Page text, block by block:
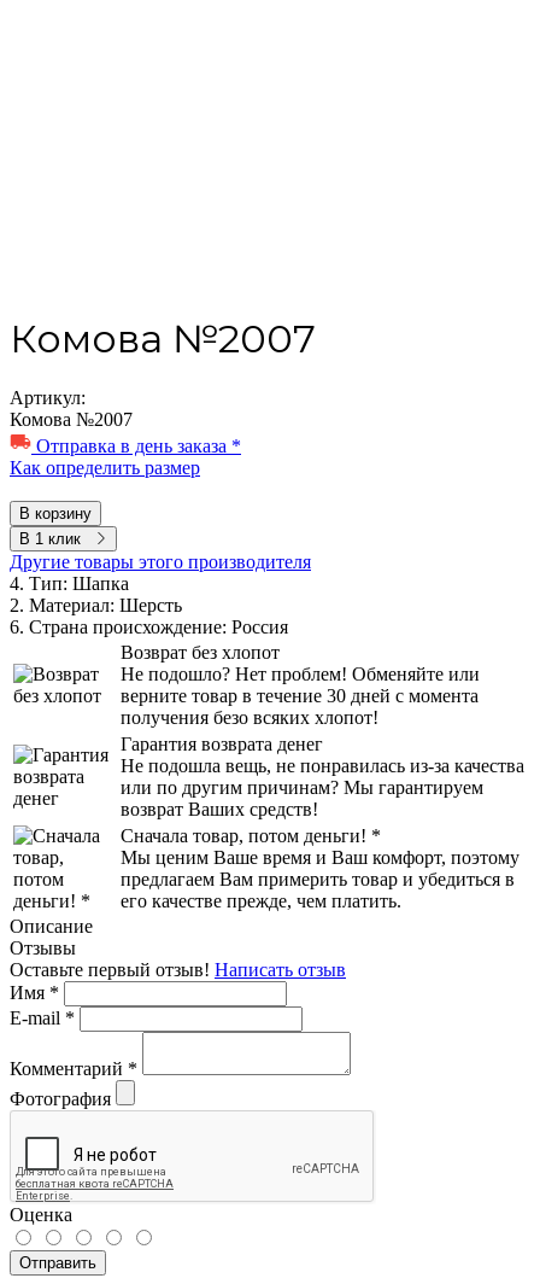
Комова №2007
Артикул:
Комова №2007
Отправка в день заказа *
Как определить размер
В корзину
В 1 клик
Другие товары этого производителя
4. Тип: Шапка
2. Материал: Шерсть
6. Страна происхождение: Россия
Возврат без хлопот
Не подошло? Нет проблем! Обменяйте или
верните товар в течение 30 дней с момента
получения безо всяких хлопот!
Гарантия возврата денег
Не подошла вещь, не понравилась из-за качества
или по другим причинам? Мы гарантируем
возврат Ваших средств!
Сначала товар, потом деньги! *
Мы ценим Ваше время и Ваш комфорт, поэтому
предлагаем Вам примерить товар и убедиться в
его качестве прежде, чем платить.
Описание
Отзывы
Оставьте первый отзыв! Написать отзыв
Имя *
E-mail *
Комментарий *
Фотография
Оценка
Отправить